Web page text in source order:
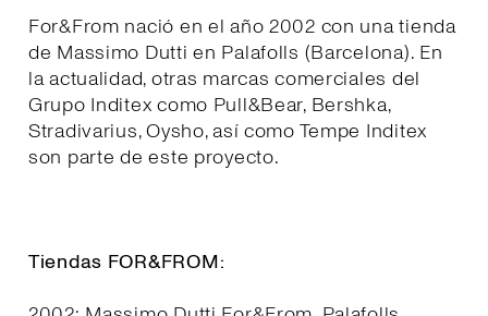
For&From nació en el año 2002 con una tienda
de Massimo Dutti en Palafolls (Barcelona). En
la actualidad, otras marcas comerciales del
Grupo Inditex como Pull&Bear, Bershka,
Stradivarius, Oysho, así como Tempe Inditex
son parte de este proyecto.
Tiendas FOR&FROM: